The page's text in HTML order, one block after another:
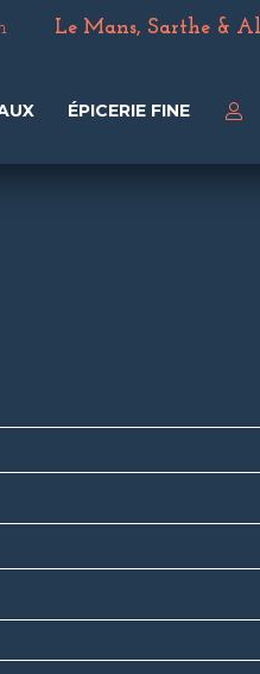
Le Mans, Sarthe &
ÉPICERIE FINE